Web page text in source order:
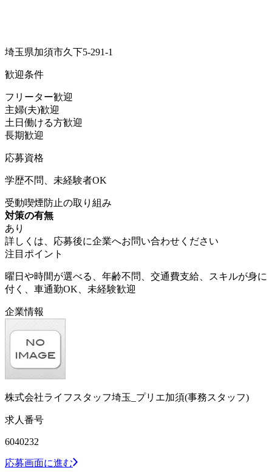
埼玉県加須市久下5-291-1
歓迎条件
フリーター歓迎
主婦(夫)歓迎
土日働ける方歓迎
長期歓迎
応募資格
学歴不問、未経験者OK
受動喫煙防止の取り組み
対策の有無
あり
詳しくは、応募後に企業へお問い合わせください
注目ポイント
曜日や時間が選べる、年齢不問、交通費支給、スキルが身に
付く、車通勤OK、未経験歓迎
企業情報
株式会社ライフスタッフ埼玉_プリエ加須(事務スタッフ)
求人番号
6040232
応募画面に進む